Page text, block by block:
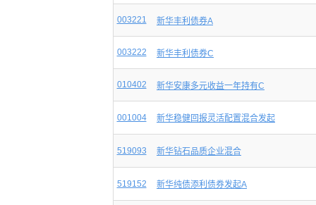
003221 新华丰利债券A
003222 新华丰利债券C
010402 新华安康多元收益一年持有C
001004 新华稳健回报灵活配置混合发起
519093 新华钻石品质企业混合
519152 新华纯债添利债券发起A